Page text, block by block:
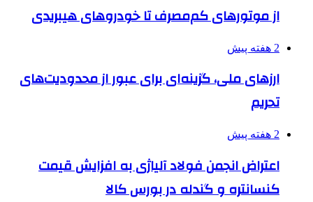
از موتورهای کم‌مصرف تا خودروهای هیبریدی
2 هفته پیش
ارزهای ملی، گزینه‌ای برای عبور از محدودیت‌های
تحریم
2 هفته پیش
اعتراض انجمن فولاد آلیاژی به افزایش قیمت
کنسانتره و گندله در بورس کالا